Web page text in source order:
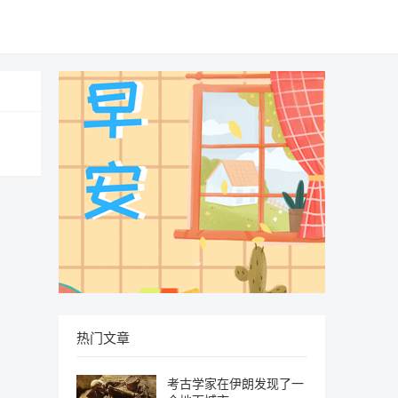
热门文章
考古学家在伊朗发现了一